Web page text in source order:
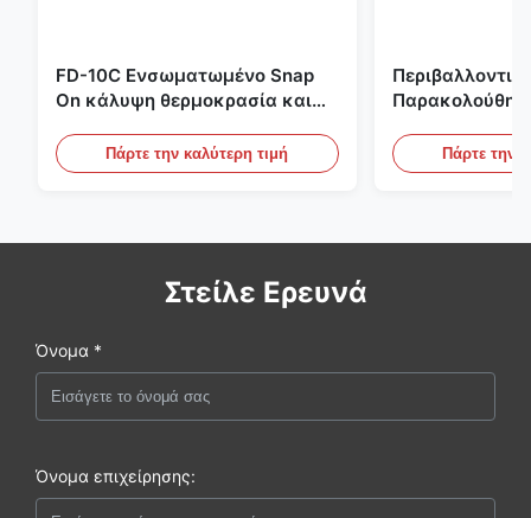
FD-10C Ενσωματωμένο Snap
On κάλυψη θερμοκρασία και
αντηλιακό οθόνη από
ανοξείδωτο χάλυβα
Πάρτε την καλύτερη τιμή
Ανοξείδωτο
20mA/RS485
Πάρτε την
Στείλε Ερευνά
Όνομα *
Όνομα επιχείρησης: